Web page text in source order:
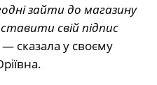
зайти до магазину
свій підпис
— сказала у своєму